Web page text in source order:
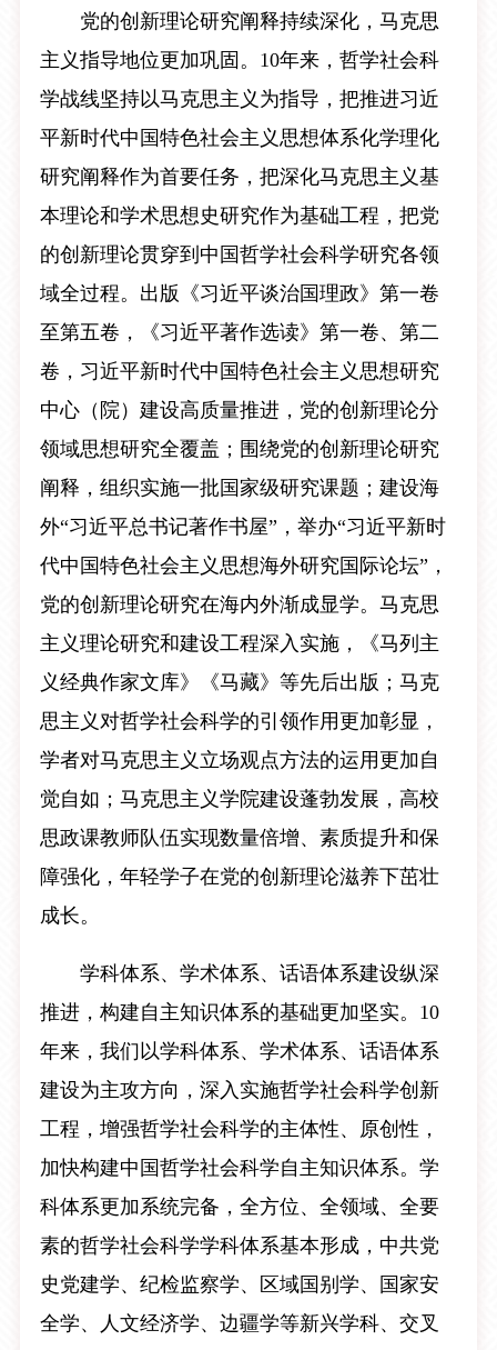
党的创新理论研究阐释持续深化，马克思
主义指导地位更加巩固。10年来，哲学社会科
学战线坚持以马克思主义为指导，把推进习近
平新时代中国特色社会主义思想体系化学理化
研究阐释作为首要任务，把深化马克思主义基
本理论和学术思想史研究作为基础工程，把党
的创新理论贯穿到中国哲学社会科学研究各领
域全过程。出版《习近平谈治国理政》第一卷
至第五卷，《习近平著作选读》第一卷、第二
卷，习近平新时代中国特色社会主义思想研究
中心（院）建设高质量推进，党的创新理论分
领域思想研究全覆盖；围绕党的创新理论研究
阐释，组织实施一批国家级研究课题；建设海
外“习近平总书记著作书屋”，举办“习近平新时
代中国特色社会主义思想海外研究国际论坛”，
党的创新理论研究在海内外渐成显学。马克思
主义理论研究和建设工程深入实施，《马列主
义经典作家文库》《马藏》等先后出版；马克
思主义对哲学社会科学的引领作用更加彰显，
学者对马克思主义立场观点方法的运用更加自
觉自如；马克思主义学院建设蓬勃发展，高校
思政课教师队伍实现数量倍增、素质提升和保
障强化，年轻学子在党的创新理论滋养下茁壮
成长。
学科体系、学术体系、话语体系建设纵深
推进，构建自主知识体系的基础更加坚实。10
年来，我们以学科体系、学术体系、话语体系
建设为主攻方向，深入实施哲学社会科学创新
工程，增强哲学社会科学的主体性、原创性，
加快构建中国哲学社会科学自主知识体系。学
科体系更加系统完备，全方位、全领域、全要
素的哲学社会科学学科体系基本形成，中共党
史党建学、纪检监察学、区域国别学、国家安
全学、人文经济学、边疆学等新兴学科、交叉